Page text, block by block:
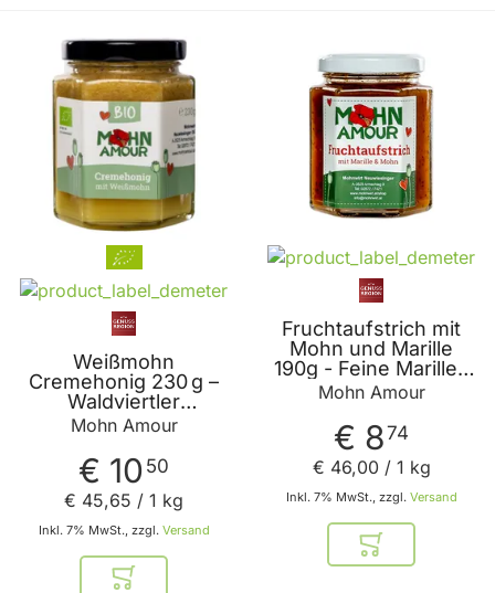
Weißmohn
Cremehonig 230 g –
Waldviertler
Weissmohn,
Honig – Mohn Amour
Mohn Amour
€ 10 50
Inkl. 7% MwSt., zzgl. Versand
€ 45,65 / 1 kg
In den Warenkorb
Fruchtaufstrich mit
Mohn und Marille
190g - Feine Marillen
Marmelade mit
Graumohn ohne Rum
von Mohn Amour
Mohn Amour
€ 874
Inkl. 7% MwSt., zzgl. Versand
€ 46,00/ 1 kg
In den